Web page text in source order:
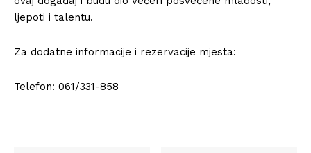
ljepoti i talentu.
Za dodatne informacije i rezervacije mjesta:
Telefon: 061/331-858